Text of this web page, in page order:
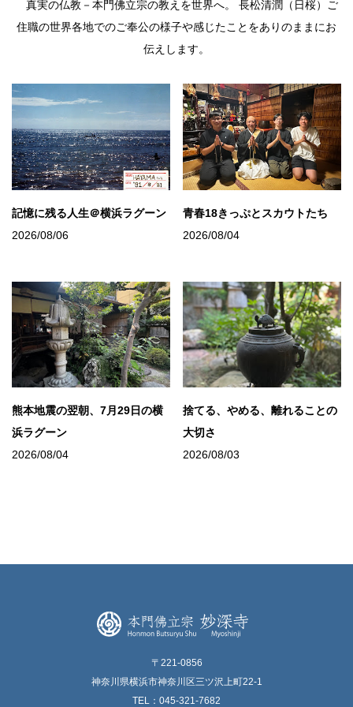
真実の仏教－本門佛立宗の教えを世界へ。 長松清潤（日桜）ご
住職の世界各地でのご奉公の様子や感じたことをありのままにお
伝えします。
記憶に残る人生＠横浜ラグーン
2026/08/06
青春18きっぷとスカウトたち
2026/08/04
熊本地震の翌朝、7月29日の横
浜ラグーン
2026/08/04
捨てる、やめる、離れることの
大切さ
2026/08/03
〒221-0856
神奈川県横浜市神奈川区三ツ沢上町22-1
TEL：045-321-7682